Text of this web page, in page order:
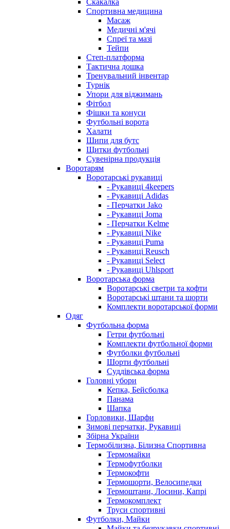
Скакалка
Спортивна медицина
Масаж
Медичні м'ячі
Спреї та мазі
Тейпи
Степ-платформа
Тактична дошка
Тренувальний інвентар
Турнік
Упори для віджимань
Фітбол
Фішки та конуси
Футбольні ворота
Халати
Шипи для бутс
Щитки футбольні
Сувенірна продукція
Воротарям
Воротарські рукавиці
- Рукавиці 4keepers
- Рукавиці Adidas
- Перчатки Jako
- Рукавиці Joma
- Перчатки Kelme
- Рукавиці Nike
- Рукавиці Puma
- Рукавиці Reusch
- Рукавиці Select
- Рукавиці Uhlsport
Воротарська форма
Воротарські светри та кофти
Воротарські штани та шорти
Комплекти воротарської форми
Одяг
Футбольна форма
Гетри футбольні
Комплекти футбольної форми
Футболки футбольні
Шорти футбольні
Суддівська форма
Головні убори
Кепка, Бейсболка
Панама
Шапка
Горловики, Шарфи
Зимові перчатки, Рукавиці
Збірна України
Термобілизна, Білизна Спортивна
Термомайки
Термофутболки
Термокофти
Термошорти, Велосипедки
Термоштани, Лосини, Капрі
Термокомплект
Труси спортивні
Футболки, Майки